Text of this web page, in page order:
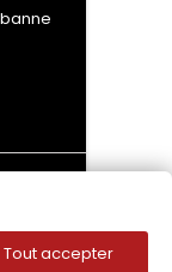
Tout accepter